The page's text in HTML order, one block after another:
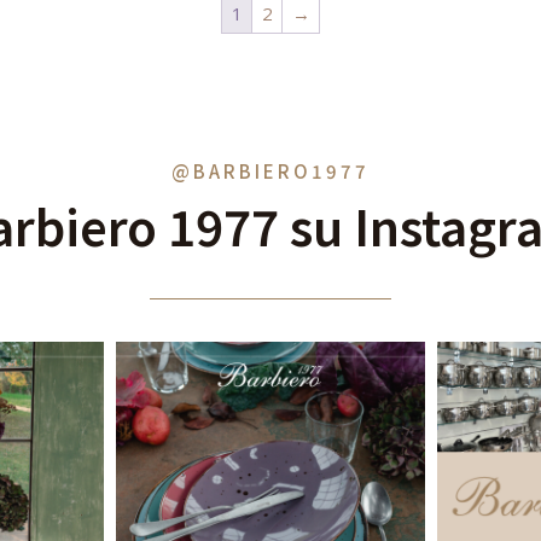
1 2 →
@BARBIERO1977
1977 su